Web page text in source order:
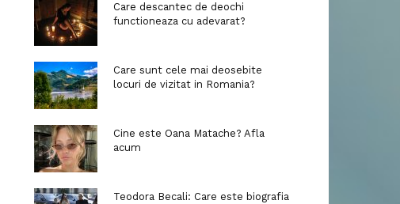
Care descantec de deochi
functioneaza cu adevarat?
Care sunt cele mai deosebite
locuri de vizitat in Romania?
Cine este Oana Matache? Afla
acum
Teodora Becali: Care este biografia